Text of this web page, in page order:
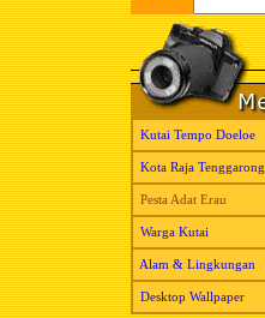
Kutai Tempo Doeloe
Kota Raja Tenggarong
Pesta Adat Erau
Warga Kutai
Alam & Lingkungan
Desktop Wallpaper